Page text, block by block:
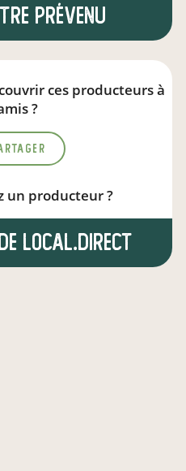
prévenu
ces producteurs à
?
un producteur ?
local.direct